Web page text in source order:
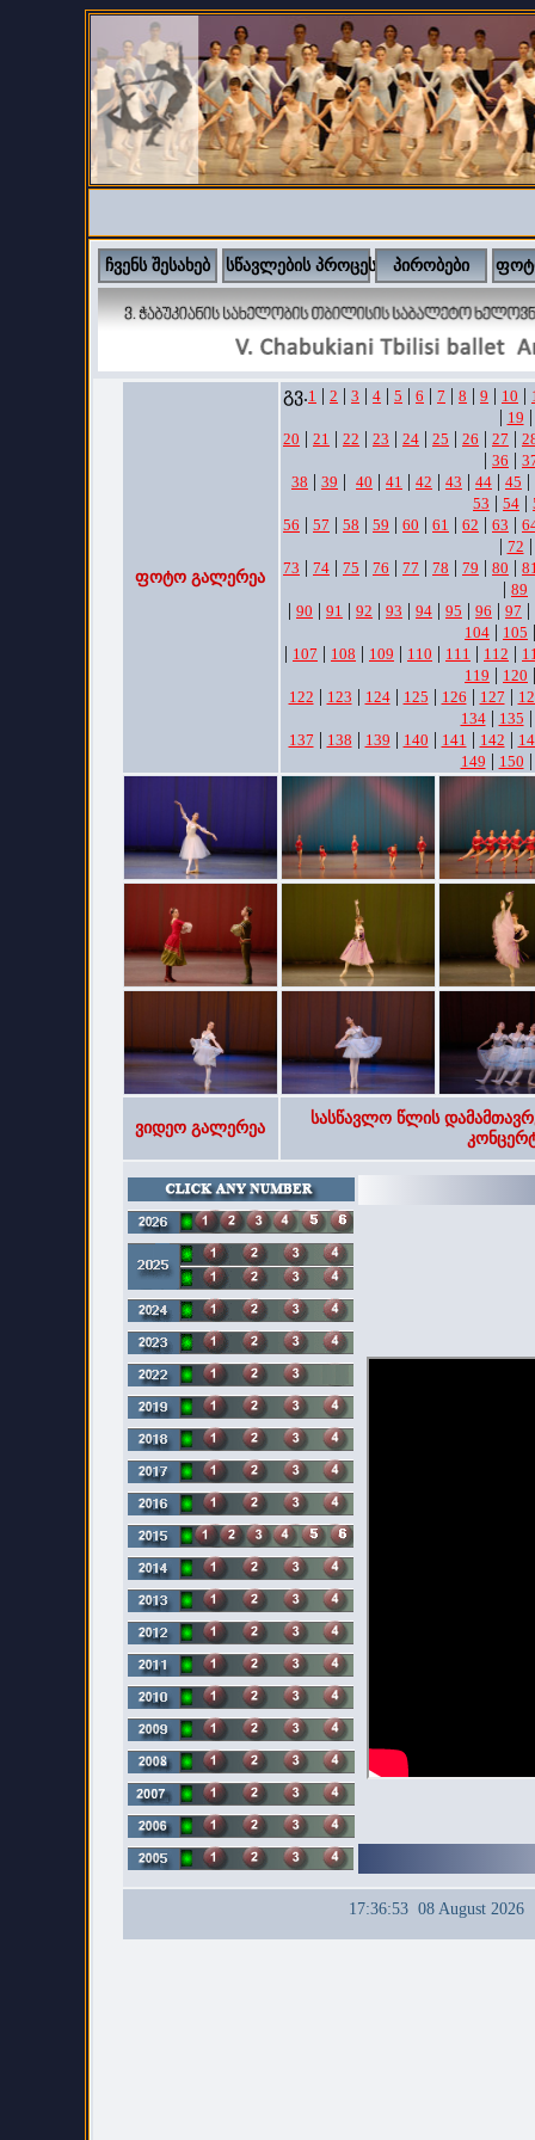
ჩვენს შესახებ სწავლების პროცესი პირობები
ფოტო გალერეა
გვ.1 | 2 | 3 | 4 | 5 | 6 | 7 | 8 | 9 | 10 |
| 19 |
20 | 21 | 22 | 23 | 24 | 25 | 26 | 27 |
| 36 |
38 | 39 | 40 | 41 | 42 | 43 | 44 | 45 |
53 | 54 |
56 | 57 | 58 | 59 | 60 | 61 | 62 | 63 |
| 72 |
73 | 74 | 75 | 76 | 77 | 78 | 79 | 80 |
| 89
| 90 | 91 | 92 | 93 | 94 | 95 | 96 | 97 |
104 | 105
| 107 | 108 | 109 | 110 | 111 | 112 |
119 | 120
122 | 123 | 124| 125 | 126 | 127 |
134| 135
137 | 138 | 139 | 140 | 141 | 142 |
149 | 150
ვიდეო გალერეა
სასწავლო წლის
17:36:53 08 August 2026